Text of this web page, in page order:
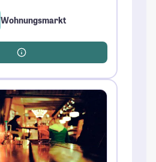
Wohnungsmarkt